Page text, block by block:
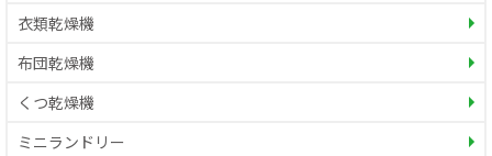
衣類乾燥機
布団乾燥機
くつ乾燥機
ミニランドリー